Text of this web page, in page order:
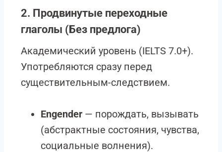
2. Продвинутые переходные
глаголы (Без предлога)
Академический уровень (IELTS 7.0+).
Употребляются сразу перед
существительным-следствием.
Engender — порождать, вызывать
(абстрактные состояния, чувства,
социальные волнения).